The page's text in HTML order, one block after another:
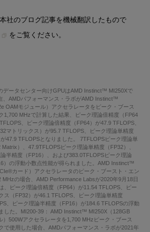
社のブログ記事を機械翻訳したもので
をご覧ください。
データセンター向けGPUはAMD Instinct™ MI250Xで
、AMDパフォーマンス・ラボがAMD Instinct™
OAMモジュール）アクセラレータをピーク・ブース
1,700 MHzで計算した結果、ピーク理論倍精度（FP64
、ピーク理論倍精度（FP64）が47.9 TFLOPS、
マトリックス）が95.7 TFLOPS、ピーク理論単精度
が47.9 TFLOPSとなりました。 7TFLOPSピーク理論単
）、47.9TFLOPSピーク理論単精度（FP32）、
半精度（FP16）、および383.0TFLOPSピーク理論
）の浮動小数点性能が得られました。AMD Instinct™
カード）アクセラレータのピーク・ブースト・エン
MHzの場合、AMD Performance Labsが2020年9月18日
、ピーク理論倍精度（FP64）が11.54 TFLOPS、ピー
ス（FP32）が46.1 TFLOPS、ピーク理論単精度
、ピーク理論半精度（FP16）が184.6 TFLOPSの浮動
した。MI200-39： AMD Instinct™ MI250X（128GB
）500Wアクセラレータを1,700 MHzピーク・ブース
で使用した場合、AMDパフォーマンス・ラボが2021年